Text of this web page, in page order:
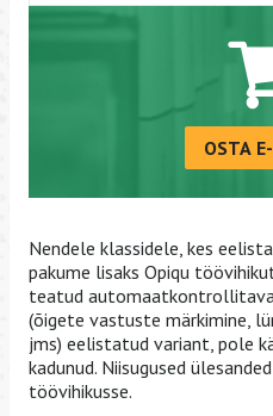
OSTA
Nendele klassidele, kes
pakume lisaks Opiqu
teatud
(õigete vastuste märkimine,
jms) eelistatud variant, pole
kadunud. Niisugused
töövihikusse.